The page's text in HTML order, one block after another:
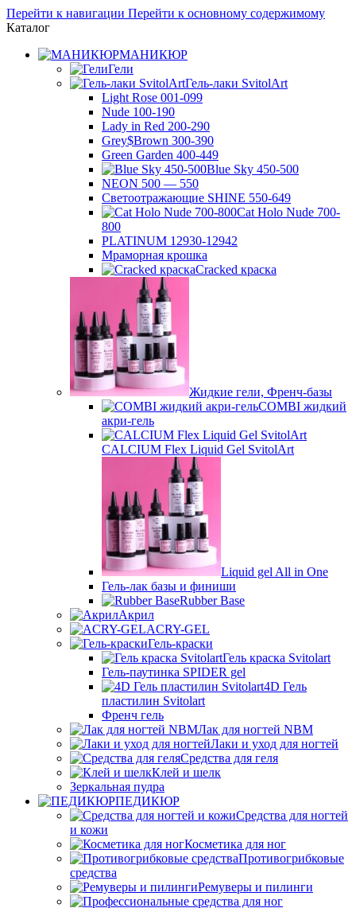
Перейти к навигации Перейти к основному содержимому
Каталог
МАНИКЮР
Гели
Гель-лаки SvitolArt
Light Rose 001-099
Nude 100-190
Lady in Red 200-290
Grey$Brown 300-390
Green Garden 400-449
Blue Sky 450-500
NEON 500 — 550
Светоотражающие SHINE 550-649
Cat Holo Nude 700-
800
PLATINUM 12930-12942
Мраморная крошка
Cracked краска
Жидкие гели, Френч-базы
COMBI жидкий
акри-гель
CALCIUM Flex Liquid Gel SvitolArt
Liquid gel All in One
Гель-лак базы и финиши
Rubber Base
Акрил
ACRY-GEL
Гель-краски
Гель краска Svitolart
Гель-паутинка SPIDER gel
4D Гель
пластилин Svitolart
Френч гель
Лак для ногтей NBM
Лаки и уход для ногтей
Средства для геля
Клей и шелк
Зеркальная пудра
ПЕДИКЮР
Средства для ногтей
и кожи
Косметика для ног
Противогрибковые
средства
Ремуверы и пилинги